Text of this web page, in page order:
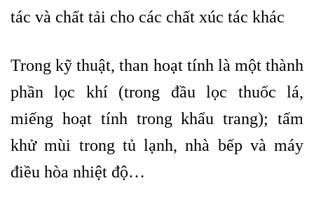
tác và chất tải cho các chất xúc tác khác
Trong kỹ thuật, than hoạt tính là một thành
phần lọc khí (trong đầu lọc thuốc lá,
miếng hoạt tính trong khẩu trang); tấm
khử mùi trong tủ lạnh, nhà bếp và máy
điều hòa nhiệt độ…